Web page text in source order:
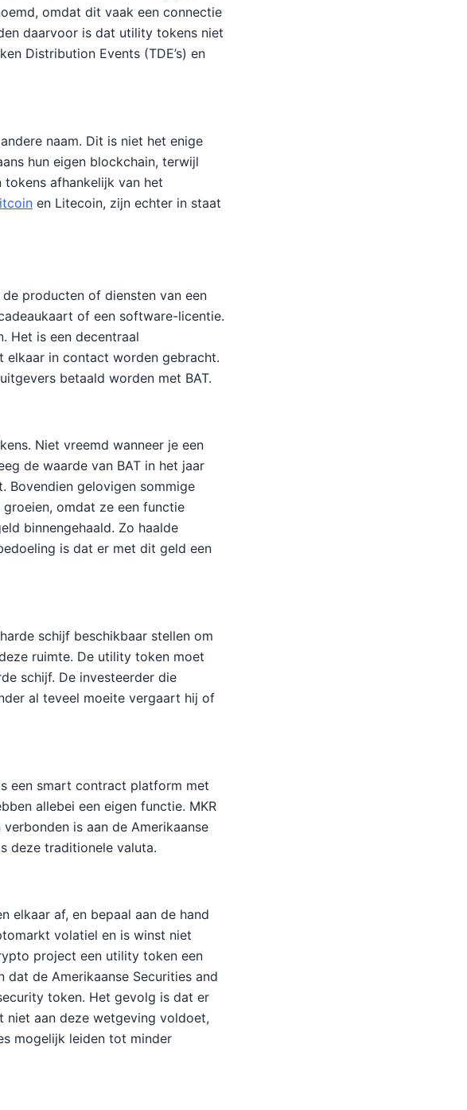
omdat dit vaak een connectie
daarvoor is dat utility tokens niet
Distribution Events (TDE’s) en
naam. Dit is niet het enige
hun eigen blockchain, terwijl
afhankelijk van het
en Litecoin, zijn echter in staat
producten of diensten van een
of een software-licentie.
Het is een decentraal
in contact worden gebracht.
betaald worden met BAT.
Niet vreemd wanneer je een
de waarde van BAT in het jaar
Bovendien gelovigen sommige
omdat ze een functie
binnengehaald. Zo haalde
is dat er met dit geld een
schijf beschikbaar stellen om
ruimte. De utility token moet
schijf. De investeerder die
al teveel moeite vergaart hij of
een smart contract platform met
allebei een eigen functie. MKR
is aan de Amerikaanse
deze traditionele valuta.
elkaar af, en bepaal aan de hand
volatiel en is winst niet
project een utility token een
de Amerikaanse Securities and
token. Het gevolg is dat er
niet aan deze wetgeving voldoet,
mogelijk leiden tot minder